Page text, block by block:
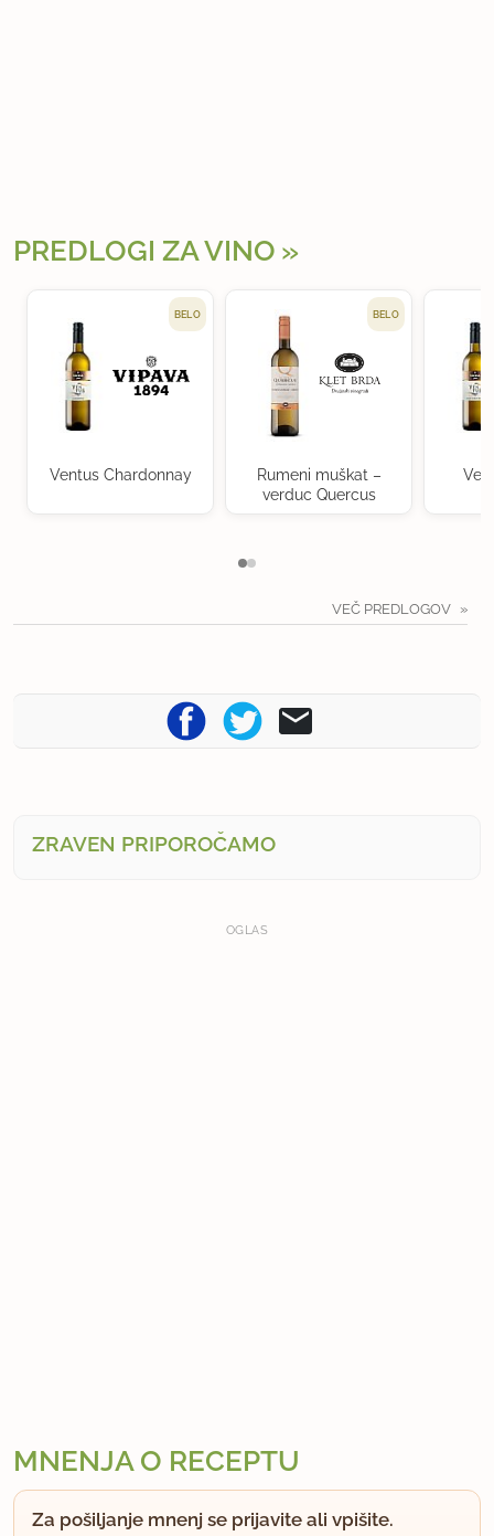
PREDLOGI ZA VINO
BELO
Ventus Chardonnay
BELO
Rumeni muškat –
verduc Quercus
VEČ PREDLOGOV
ZRAVEN PRIPOROČAMO
OGLAS
MNENJA O RECEPTU
Za pošiljanje mnenj se prijavite ali vpišite.